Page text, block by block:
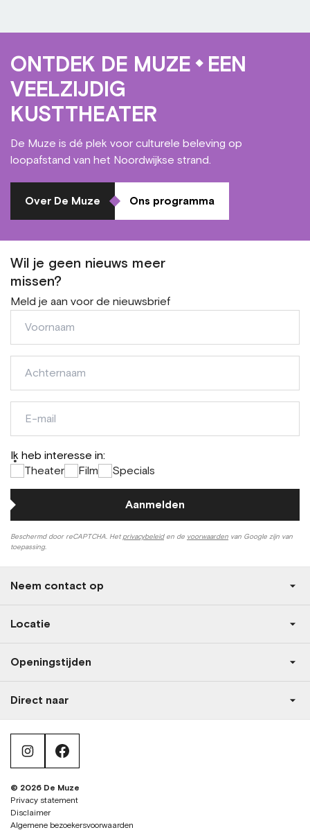
ONTDEK DE MUZE EEN
VEELZIJDIG
KUSTTHEATER
De Muze is dé plek voor culturele beleving op
loopafstand van het Noordwijkse strand.
Over De Muze Ons programma
Wil je geen nieuws meer
missen?
Meld je aan voor de nieuwsbrief
Ik heb interesse in:
*
Theater Film Specials
mail
Aanmelden
Beschermd door reCAPTCHA. Het privacybeleiden de voorwaarden van Google zijn van
toepassing.
Neem contact op
Locatie
Openingstijden
Direct naar
instagramfacebook
© 2026 De Muze
Privacy statement
Disclaimer
Algemene bezoekersvoorwaarden